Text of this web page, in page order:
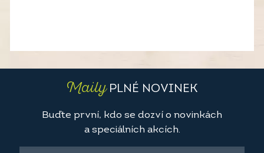
MailyPLNÉ NOVINEK
Buďte první, kdo se dozví o novinkách
a speciálních akcích.